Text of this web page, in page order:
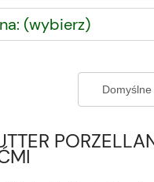
(wybierz)